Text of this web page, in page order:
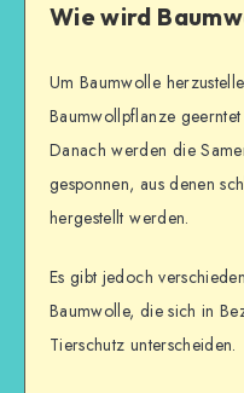
Wie wird
Um Baumwolle
Baumwollpflanze
Danach werden die
gesponnen, aus denen
hergestellt werden.
Es gibt jedoch
Baumwolle, die sich in
Tierschutz unterscheiden.